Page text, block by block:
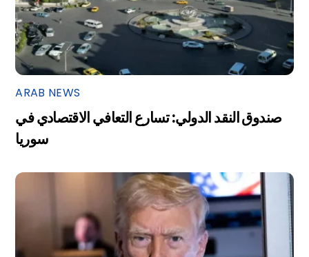
ARAB NEWS
صندوق النقد الدولي: تسارع التعافي الاقتصادي في
سوريا